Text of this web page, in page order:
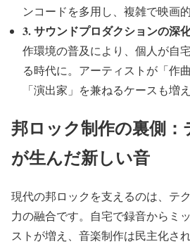
ンコードを多用し、複雑で映画
3. サウンドプロダクションの深
作環境の普及により、個人が自
る時代に。アーティストが「作
「演出家」を兼ねるケースも増
邦ロック制作の裏側
が生んだ新しい音
現代の邦ロックを支えるのは、テ
力の融合です。自宅で録音からミ
ストが増え、音楽制作は民主化され